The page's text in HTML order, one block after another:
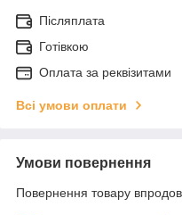
Післяплата
Готівкою
Оплата за реквізитами
Всі умови оплати
Умови повернення
Повернення товару